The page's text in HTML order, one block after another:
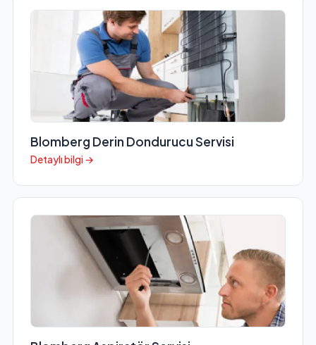
Blomberg Derin Dondurucu Servisi
Detaylı bilgi →